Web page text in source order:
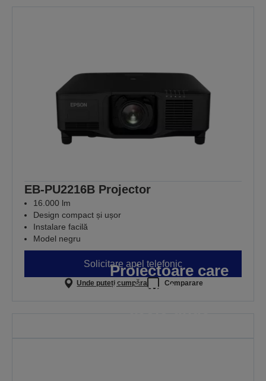
EB-PU2216B Projector
16.000 lm
Design compact și ușor
Instalare facilă
Model negru
Solicitare apel telefonic
Unde puteți cumpăra Comparare
Proiectoare care
oferă performanțe